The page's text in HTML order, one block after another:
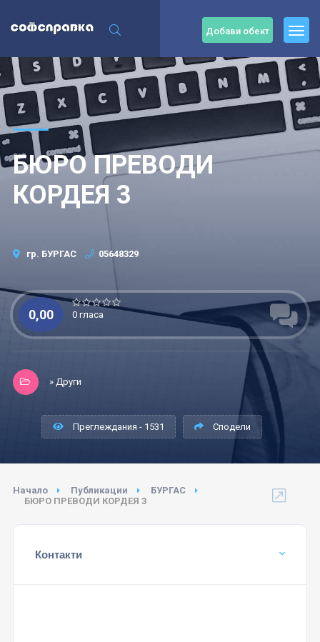
Добави обект
БЮРО ПРЕВОДИ
КОРДЕЯ 3
гр. БУРГАС 05648329
0,00 0 гласа
» Други
Преглеждания - 1531 Сподели
Начало Публикации
БУРГАС
БЮРО ПРЕВОДИ КОРДЕЯ 3
Контакти